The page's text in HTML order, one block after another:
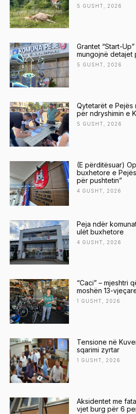
5 GUSHT, 2026
Grantet “Start-
mungojnë detajet
5 GUSHT, 2026
Qytetarët e Pejës
për ndryshimin e
5 GUSHT, 2026
(E përditësuar)
buxhetore e
për pushtetin”
4 GUSHT, 2026
Peja ndër
ulët buxhetore
4 GUSHT, 2026
“Caci” – mjeshtri
moshën 13-
1 GUSHT, 2026
Tensione në
sqarimi zyrtar
1 GUSHT, 2026
Aksidentet me
vjet burg për 6